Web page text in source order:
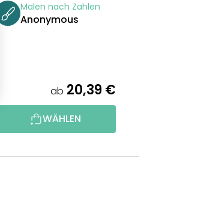
Malen nach Zahlen
Anonymous
ab 20,39 €
WÄHLEN